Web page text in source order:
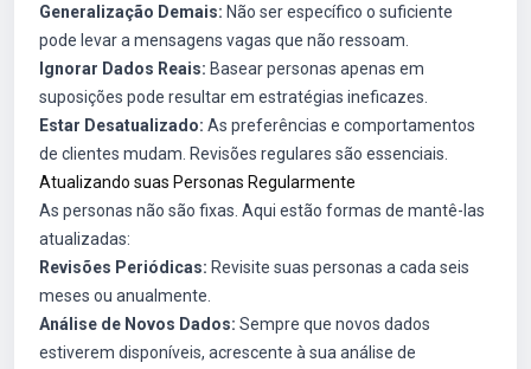
Generalização Demais: Não ser específico o suficiente
pode levar a mensagens vagas que não ressoam.
Ignorar Dados Reais: Basear personas apenas em
suposições pode resultar em estratégias ineficazes.
Estar Desatualizado: As preferências e comportamentos
de clientes mudam. Revisões regulares são essenciais.
Atualizando suas Personas Regularmente
As personas não são fixas. Aqui estão formas de mantê-las
atualizadas:
Revisões Periódicas: Revisite suas personas a cada seis
meses ou anualmente.
Análise de Novos Dados: Sempre que novos dados
estiverem disponíveis, acrescente à sua análise de